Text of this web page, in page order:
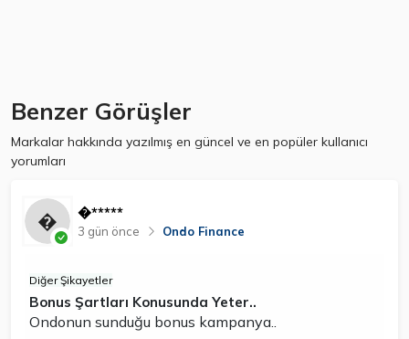
Benzer Görüşler
Markalar hakkında yazılmış en güncel ve en popüler kullanıcı
yorumları
�*****
3 gün önce Ondo Finance
Diğer Şikayetler
Bonus Şartları Konusunda Yeter..
Ondonun sunduğu bonus kampanya..